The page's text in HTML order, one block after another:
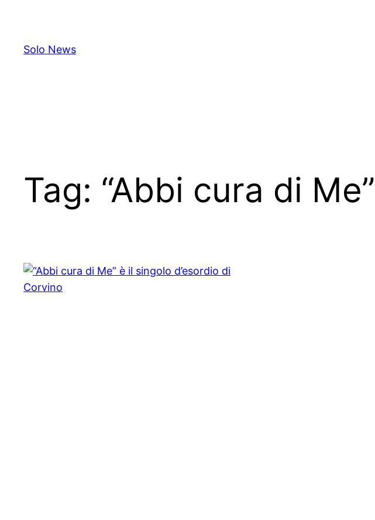
content
Solo News
Tag: “Abbi cura di Me”